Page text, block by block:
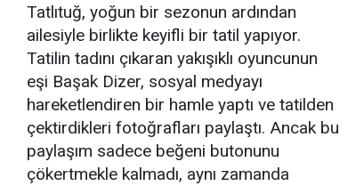
Tatlıtuğ, yoğun bir sezonun ardından
ailesiyle birlikte keyifli bir tatil yapıyor.
Tatilin tadını çıkaran yakışıklı oyuncunun
eşi Başak Dizer, sosyal medyayı
hareketlendiren bir hamle yaptı ve tatilden
çektirdikleri fotoğrafları paylaştı. Ancak bu
paylaşım sadece beğeni butonunu
çökertmekle kalmadı, aynı zamanda